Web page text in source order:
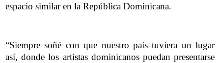
espacio similar en la República Dominicana.
“Siempre soñé con que nuestro país tuviera un lugar
así, donde los artistas dominicanos puedan presentarse